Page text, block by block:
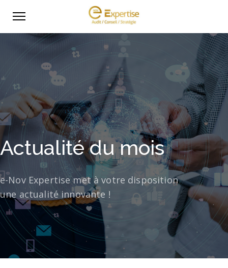
Actualité du mois
e-Nov Expertise met à votre disposition
une actualité innovante !